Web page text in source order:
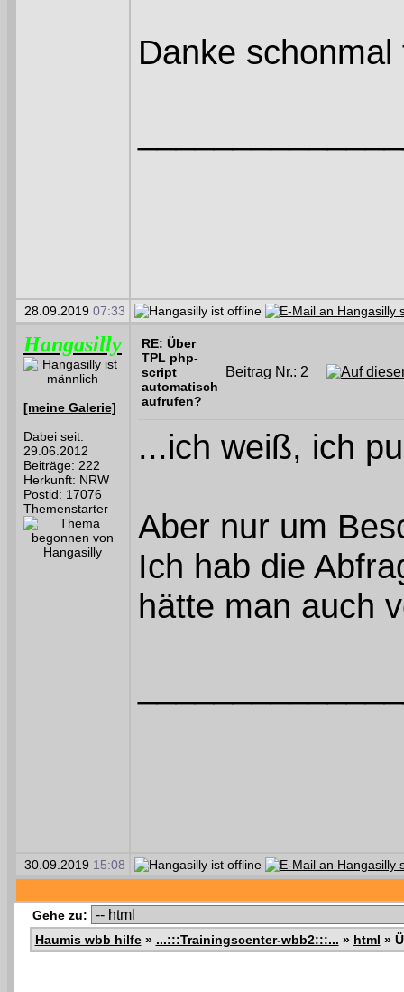
Danke
28.09.2019 07:33
Hangasilly
[meine Galerie]
Dabei seit:
29.06.2012
Beiträge: 222
Herkunft: NRW
Postid: 17076
Themenstarter
RE: Über
TPL php-
script
automatisch
aufrufen?
Beitrag Nr.: 2
...ich weiß, ich
Aber nur um
Ich hab die
hätte man auch
30.09.2019 15:08
Gehe zu:
Haumis wbb hilfe» ...:::Trainingscenter-wbb2:::... » html »